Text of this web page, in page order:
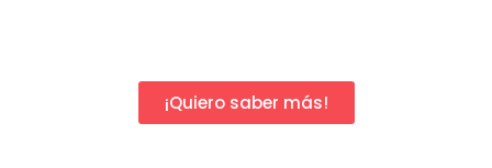
¡Quiero saber más!